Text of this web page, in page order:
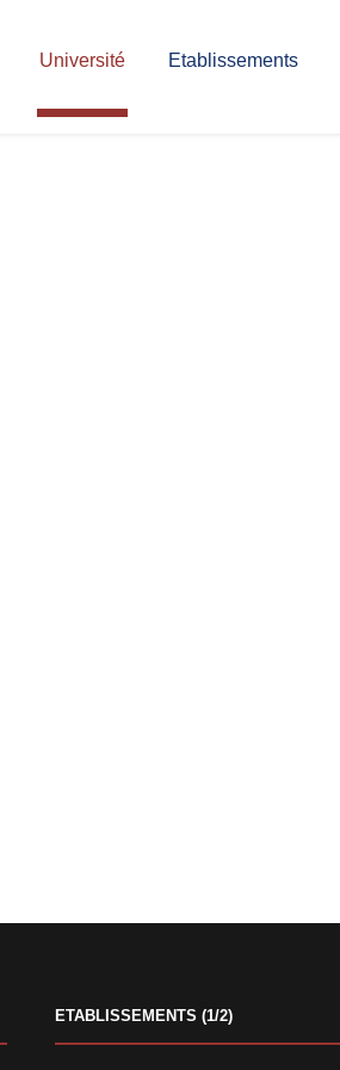
Université Etablissements
ETABLISSEMENTS (1/2)